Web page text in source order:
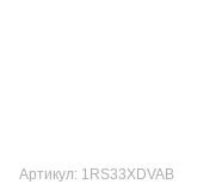
Артикул: 1RS33XDVAB